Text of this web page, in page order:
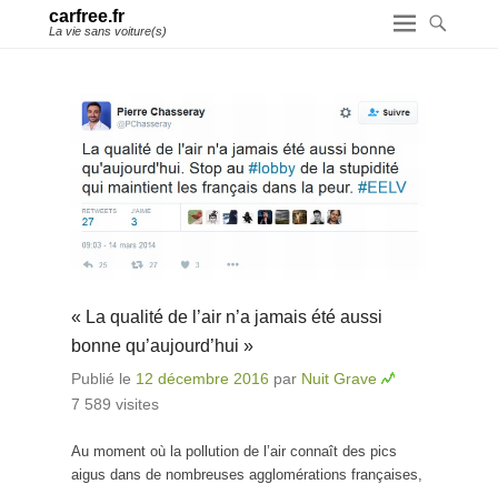
carfree.fr
La vie sans voiture(s)
« La qualité de l’air n’a jamais été aussi
bonne qu’aujourd’hui »
Publié le 12 décembre 2016 par Nuit Grave
7 589 visites
Au moment où la pollution de l’air connaît des pics
aigus dans de nombreuses agglomérations françaises,